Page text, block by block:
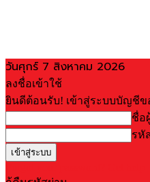
วันศุกร์ 7 สิงหาคม 2026
ลงชื่อเข้าใช้
ยินดีต้อนรับ! เข้าสู่ระบบบัญชี
ชื่อ
รหั